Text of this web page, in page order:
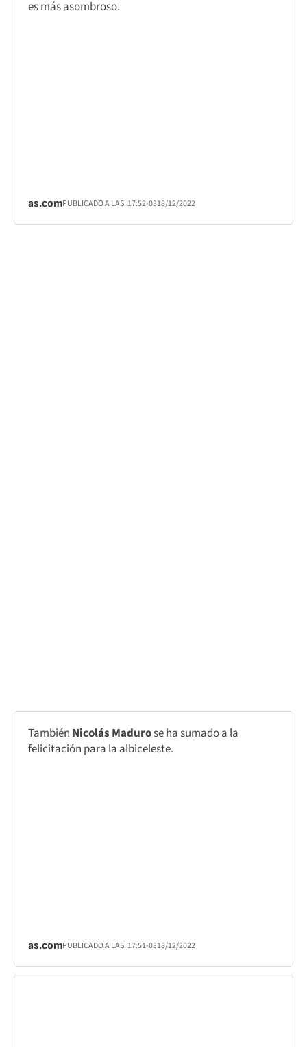
es más asombroso.
as.comPUBLICADO A LAS: 17:52-0318/12/2022
También Nicolás Madurose ha sumado a la
felicitación para la albiceleste.
as.comPUBLICADO A LAS: 17:51-0318/12/2022